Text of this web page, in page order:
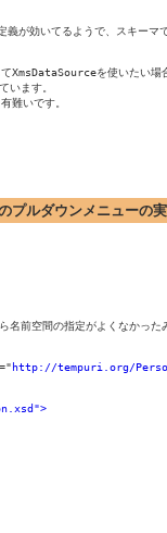
が効いてるようで、スキー
XmsDataSourceを使いたい場
います。
難いです。
プルダウンメニューの
名前空間の指定がよくなかった
http://tempuri.org/